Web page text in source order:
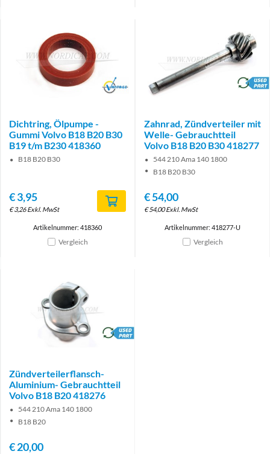
Brand
Dichtring, Ölpumpe -
Gummi Volvo B18 B20 B30
B19 t/m B230 418360
B18 B20 B30
€3,95
€3,26 Exkl. MwSt
Artikelnummer: 418360
Vergleich
brand
Zahnrad, Zündverteiler mit
Welle- Gebrauchtteil
Volvo B18 B20 B30 418277
544 210 Ama 140 1800
B18 B20 B30
€54,00
€54,00 Exkl. MwSt
Artikelnummer: 418277-U
Vergleich
brand
Zündverteilerflansch-
Aluminium- Gebrauchtteil
Volvo B18 B20 418276
544 210 Ama 140 1800
B18 B20
€20,00